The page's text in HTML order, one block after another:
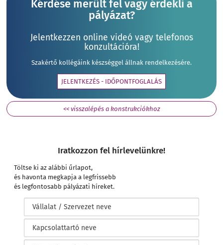
Kérdése merült fel vagy érdekli a
pályázat?
Jelentkezzen online videó vagy telefonos
konzultációra!
Szakértő kollégáink készséggel állnak rendelkezésére.
JELENTKEZÉS - IDŐPONTFOGLALÁS
<< visszalépés a konstrukciókhoz
Iratkozzon fel hírlevelünkre!
Töltse ki az alábbi űrlapot,
és havonta megkapja a legfrissebb
és legfontosabb pályázati híreket.